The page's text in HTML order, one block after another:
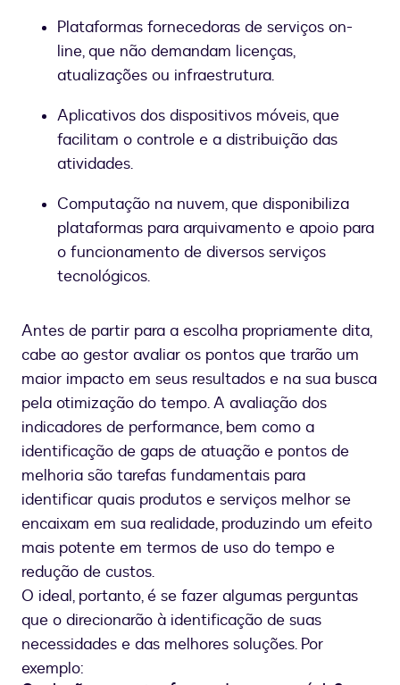
Plataformas fornecedoras de serviços on-
line, que não demandam licenças,
atualizações ou infraestrutura.
Aplicativos dos dispositivos móveis, que
facilitam o controle e a distribuição das
atividades.
Computação na nuvem, que disponibiliza
plataformas para arquivamento e apoio para
o funcionamento de diversos serviços
tecnológicos.
Antes de partir para a escolha propriamente dita,
cabe ao gestor avaliar os pontos que trarão um
maior impacto em seus resultados e na sua busca
pela otimização do tempo. A avaliação dos
indicadores de performance, bem como a
identificação de gaps de atuação e pontos de
melhoria são tarefas fundamentais para
identificar quais produtos e serviços melhor se
encaixam em sua realidade, produzindo um efeito
mais potente em termos de uso do tempo e
redução de custos.
O ideal, portanto, é se fazer algumas perguntas
que o direcionarão à identificação de suas
necessidades e das melhores soluções. Por
exemplo: